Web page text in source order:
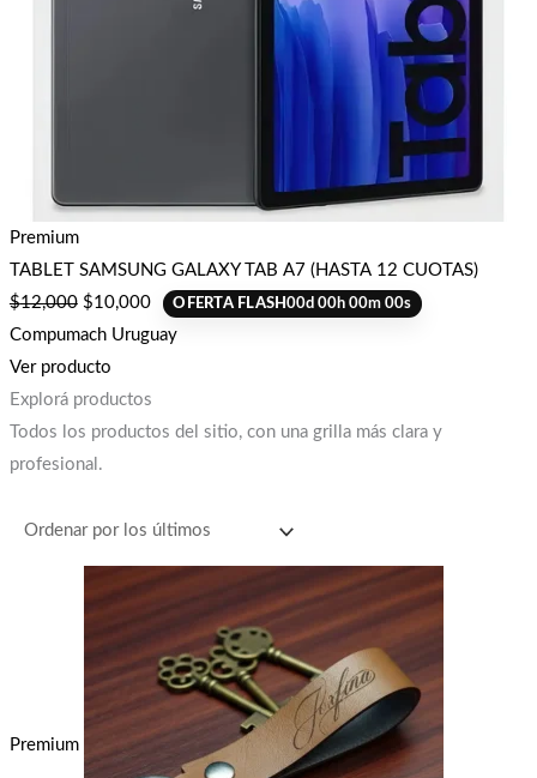
Premium
TABLET SAMSUNG GALAXY TAB A7 (HASTA 12 CUOTAS)
$12,000 $10,000 OFERTA FLASH00d00h00m00s
Compumach Uruguay
Ver producto
Explorá productos
Todos los productos del sitio, con una grilla más clara y
profesional.
Premium